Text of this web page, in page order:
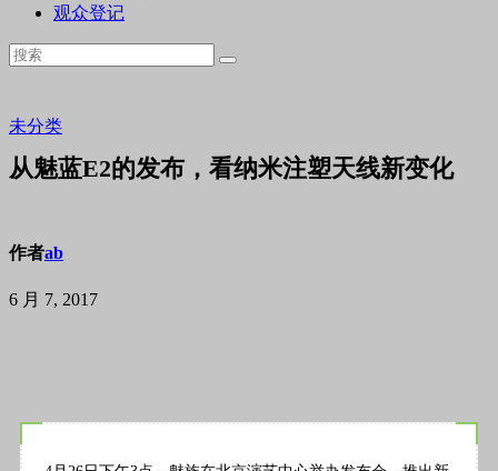
观众登记
未分类
从魅蓝E2的发布，看纳米注塑天线新变化
作者ab
6 月 7, 2017